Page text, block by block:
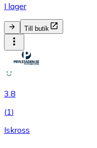
I lager
Till butik
3.8
(1)
Iskross